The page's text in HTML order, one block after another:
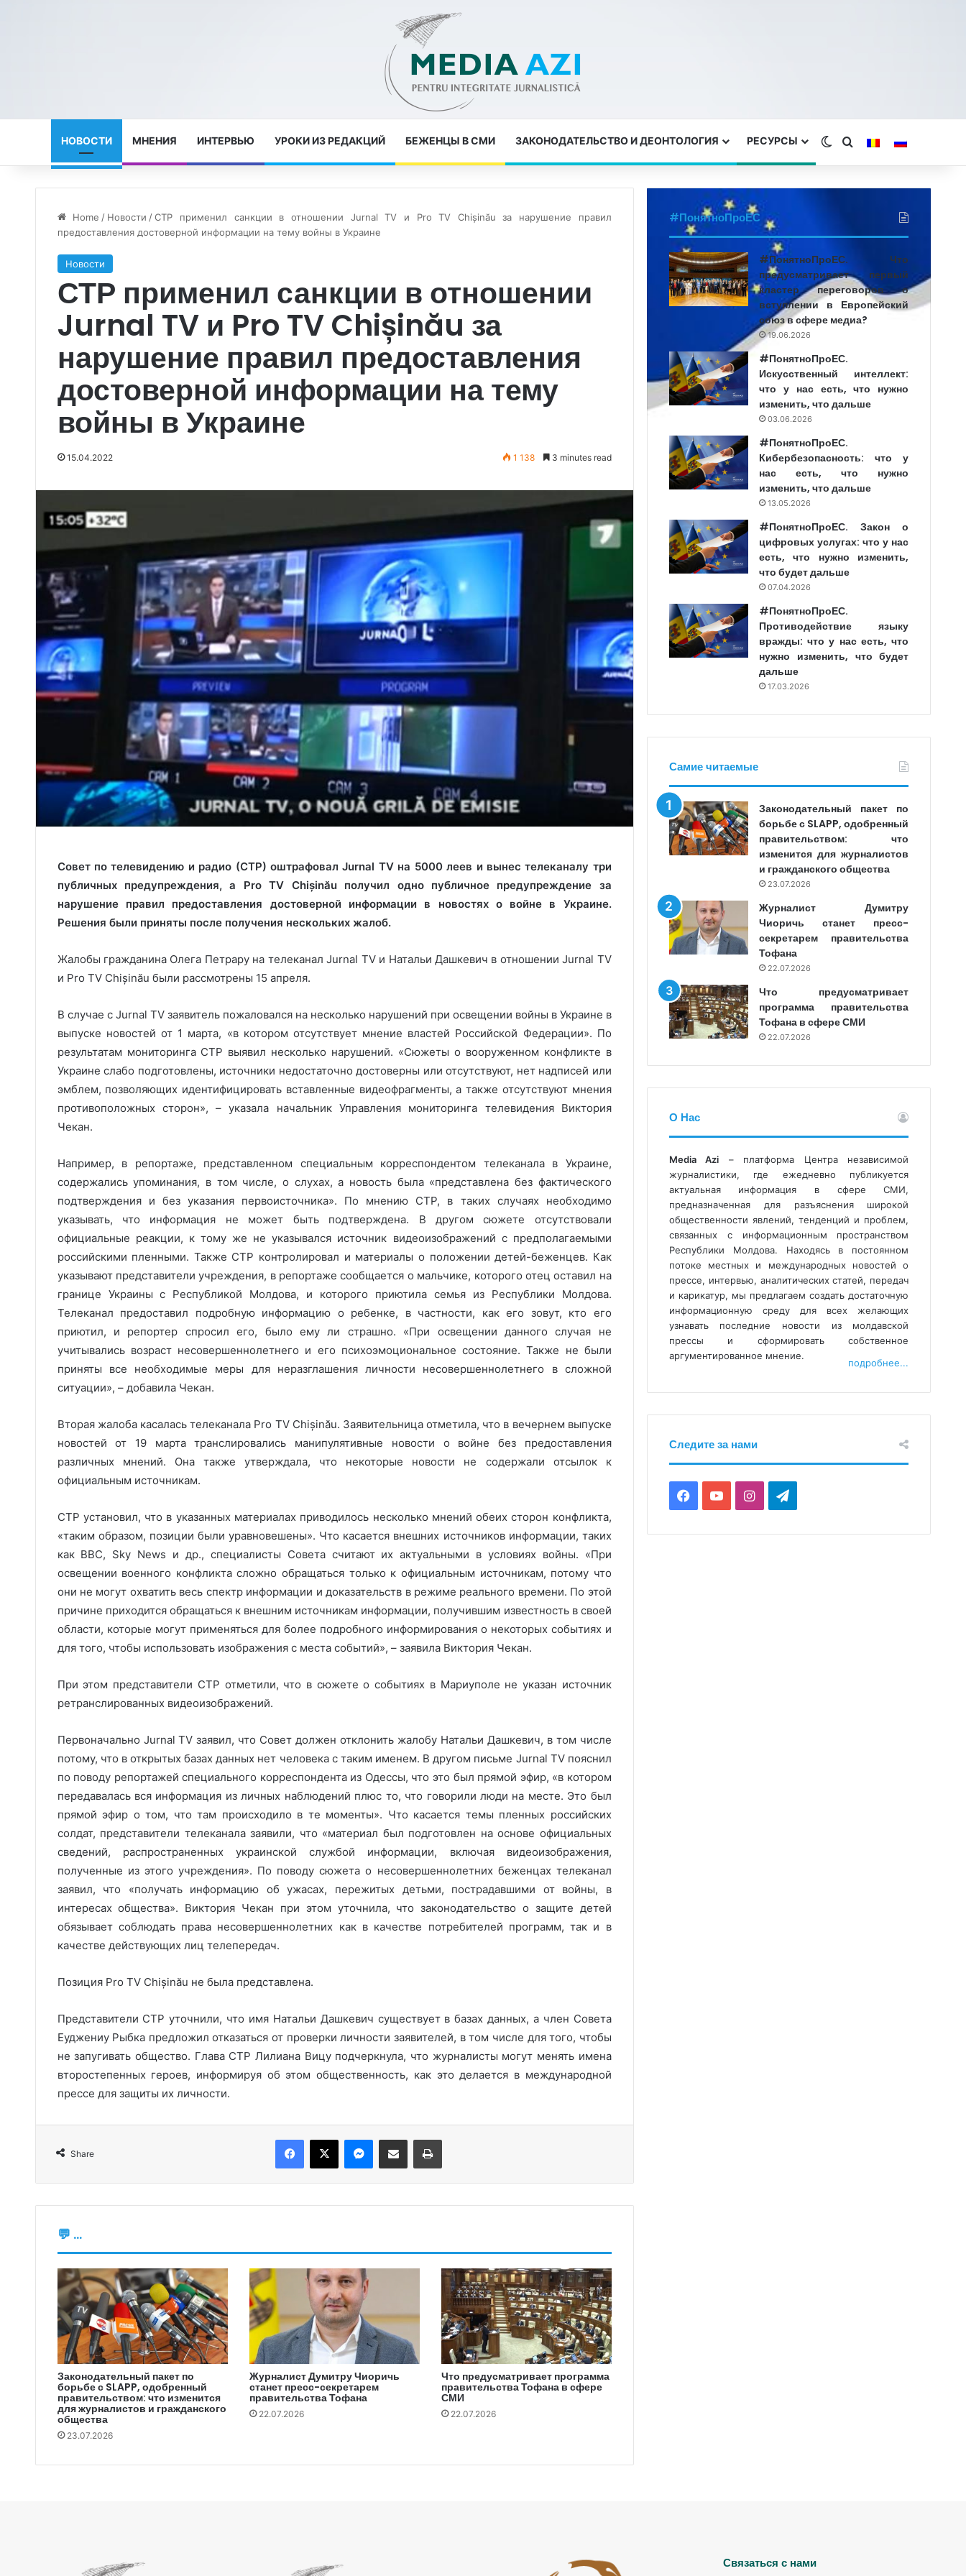
НОВОСТИ МНЕНИЯ ИНТЕРВЬЮ УРОКИ ИЗ РЕДАКЦИЙ БЕЖЕНЦЫ В СМИ ЗАКОНОДАТЕЛЬСТВО И ДЕОНТОЛОГИЯ РЕСУРСЫ Switch skin
Search for
Home / Новости / СТР применил санкции в отношении Jurnal TV и Pro TV Chișinău за нарушение правил
предоставления достоверной информации на тему войны в Украине
Новости
СТР применил санкции в отношении
Jurnal TV и Pro TV Chișinău за
нарушение правил предоставления
достоверной информации на тему
войны в Украине
15.04.2022 1 138 3 minutes read
Совет по телевидению и радио (СТР) оштрафовал Jurnal TV на 5000 леев и вынес телеканалу три
публичных предупреждения, а Pro TV Chișinău получил одно публичное предупреждение за
нарушение правил предоставления достоверной информации в новостях о войне в Украине.
Решения были приняты после получения нескольких жалоб.
Жалобы гражданина Олега Петрару на телеканал Jurnal TV и Натальи Дашкевич в отношении Jurnal TV
и Pro TV Chișinău были рассмотрены 15 апреля.
В случае с Jurnal TV заявитель пожаловался на несколько нарушений при освещении войны в Украине в
выпуске новостей от 1 марта, «в котором отсутствует мнение властей Российской Федерации». По
результатам мониторинга СТР выявил несколько нарушений. «Сюжеты о вооруженном конфликте в
Украине слабо подготовлены, источники недостаточно достоверны или отсутствуют, нет надписей или
эмблем, позволяющих идентифицировать вставленные видеофрагменты, а также отсутствуют мнения
противоположных сторон», – указала начальник Управления мониторинга телевидения Виктория
Чекан.
Например, в репортаже, представленном специальным корреспондентом телеканала в Украине,
содержались упоминания, в том числе, о слухах, а новость была «представлена без фактического
подтверждения и без указания первоисточника». По мнению СТР, в таких случаях необходимо
указывать, что информация не может быть подтверждена. В другом сюжете отсутствовали
официальные реакции, к тому же не указывался источник видеоизображений с предполагаемыми
российскими пленными. Также СТР контролировал и материалы о положении детей-беженцев. Как
указывают представители учреждения, в репортаже сообщается о мальчике, которого отец оставил на
границе Украины с Республикой Молдова, и которого приютила семья из Республики Молдова.
Телеканал предоставил подробную информацию о ребенке, в частности, как его зовут, кто его
приютил, и репортер спросил его, было ему ли страшно. «При освещении данного случая не
учитывались возраст несовершеннолетнего и его психоэмоциональное состояние. Также не были
приняты все необходимые меры для неразглашения личности несовершеннолетнего в сложной
ситуации», – добавила Чекан.
Вторая жалоба касалась телеканала Pro TV Chișinău. Заявительница отметила, что в вечернем выпуске
новостей от 19 марта транслировались манипулятивные новости о войне без предоставления
различных мнений. Она также утверждала, что некоторые новости не содержали отсылок к
официальным источникам.
СТР установил, что в указанных материалах приводилось несколько мнений обеих сторон конфликта,
«таким образом, позиции были уравновешены». Что касается внешних источников информации, таких
как BBC, Sky News и др., специалисты Совета считают их актуальными в условиях войны. «При
освещении военного конфликта сложно обращаться только к официальным источникам, потому что
они не могут охватить весь спектр информации и доказательств в режиме реального времени. По этой
причине приходится обращаться к внешним источникам информации, получившим известность в своей
области, которые могут применяться для более подробного информирования о некоторых событиях и
для того, чтобы использовать изображения с места событий», – заявила Виктория Чекан.
При этом представители СТР отметили, что в сюжете о событиях в Мариуполе не указан источник
ретранслированных видеоизображений.
Первоначально Jurnal TV заявил, что Совет должен отклонить жалобу Натальи Дашкевич, в том числе
потому, что в открытых базах данных нет человека с таким именем. В другом письме Jurnal TV пояснил
по поводу репортажей специального корреспондента из Одессы, что это был прямой эфир, «в котором
передавалась вся информация из личных наблюдений плюс то, что говорили люди на месте. Это был
прямой эфир о том, что там происходило в те моменты». Что касается темы пленных российских
солдат, представители телеканала заявили, что «материал был подготовлен на основе официальных
сведений, распространенных украинской службой информации, включая видеоизображения,
полученные из этого учреждения». По поводу сюжета о несовершеннолетних беженцах телеканал
заявил, что «получать информацию об ужасах, пережитых детьми, пострадавшими от войны, в
интересах общества». Виктория Чекан при этом уточнила, что законодательство о защите детей
обязывает соблюдать права несовершеннолетних как в качестве потребителей программ, так и в
качестве действующих лиц телепередач.
Позиция Pro TV Chișinău не была представлена.
Представители СТР уточнили, что имя Натальи Дашкевич существует в базах данных, а член Совета
Еуджениу Рыбка предложил отказаться от проверки личности заявителей, в том числе для того, чтобы
не запугивать общество. Глава СТР Лилиана Вицу подчеркнула, что журналисты могут менять имена
второстепенных героев, информируя об этом общественность, как это делается в международной
прессе для защиты их личности.
Share
Facebook
X Messenger
Share via Email Print
💬 ...
Законодательный пакет по
борьбе с SLAPP, одобренный
правительством: что изменится
для журналистов и гражданского
общества
23.07.2026
Журналист Думитру Чиоричь
станет пресс-секретарем
правительства Тофана
22.07.2026
Что предусматривает программа
правительства Тофана в сфере
СМИ
22.07.2026
#ПонятноПроЕС
#ПонятноПроЕС. Что
предусматривает первый
кластер переговоров о
вступлении в Европейский
союз в сфере медиа?
19.06.2026
#ПонятноПроЕС.
Искусственный интеллект:
что у нас есть, что нужно
изменить, что дальше
03.06.2026
#ПонятноПроЕС.
Кибербезопасность: что у
нас есть, что нужно
изменить, что дальше
13.05.2026
#ПонятноПроЕС. Закон о
цифровых услугах: что у нас
есть, что нужно изменить,
что будет дальше
07.04.2026
#ПонятноПроЕС.
Противодействие языку
вражды: что у нас есть, что
нужно изменить, что будет
дальше
17.03.2026
Самие читаемые
Законодательный пакет по
борьбе с SLAPP, одобренный
правительством: что
изменится для журналистов
и гражданского общества
23.07.2026
Журналист Думитру
Чиоричь станет пресс-
секретарем правительства
Тофана
22.07.2026
Что предусматривает
программа правительства
Тофана в сфере СМИ
22.07.2026
О Нас
Media Azi – платформа Центра независимой
журналистики, где ежедневно публикуется
актуальная информация в сфере СМИ,
предназначенная для разъяснения широкой
общественности явлений, тенденций и проблем,
связанных с информационным пространством
Республики Молдова. Находясь в постоянном
потоке местных и международных новостей о
прессе, интервью, аналитических статей, передач
и карикатур, мы предлагаем создать достаточную
информационную среду для всех желающих
узнавать последние новости из молдавской
прессы и сформировать собственное
аргументированное мнение.
подробнее...
Следите за нами
Facebook
YouTubeInstagramTelegram
Связаться с нами